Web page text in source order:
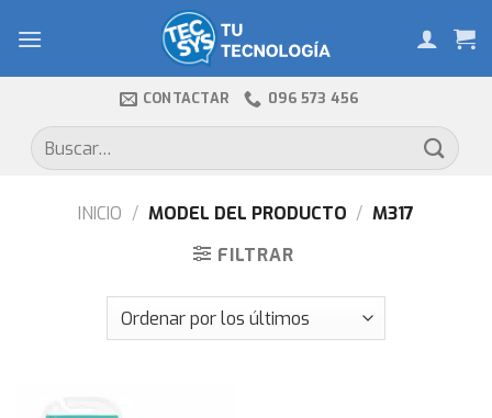
CONTACTAR 096 573 456
Buscar
por:
INICIO / MODEL DEL PRODUCTO / M317
FILTRAR